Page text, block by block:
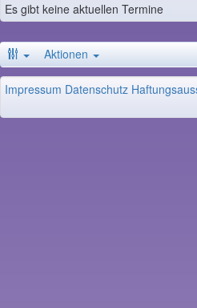
Es gibt keine aktuellen Termine
Aktionen
Impressum Datenschutz